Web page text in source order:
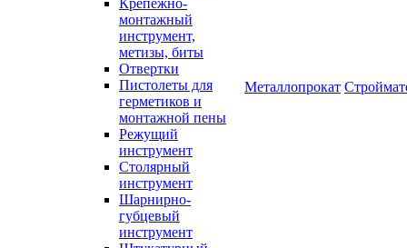
Крепежно-
монтажный
инструмент,
метизы, биты
Отвертки
Пистолеты для
герметиков и
монтажной пены
Режущий
инструмент
Столярный
инструмент
Шарнирно-
губцевый
инструмент
Металлопрокат